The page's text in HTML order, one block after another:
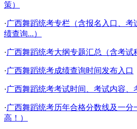
策）
·广西舞蹈统考专栏（含报名入口、
绩查询...）
·广西舞蹈统考大纲专题汇总（含考试
·广西舞蹈统考成绩查询时间发布入口
·广西舞蹈统考考试时间、考试内容、
·广西舞蹈统考历年合格分数线及一分
高！）